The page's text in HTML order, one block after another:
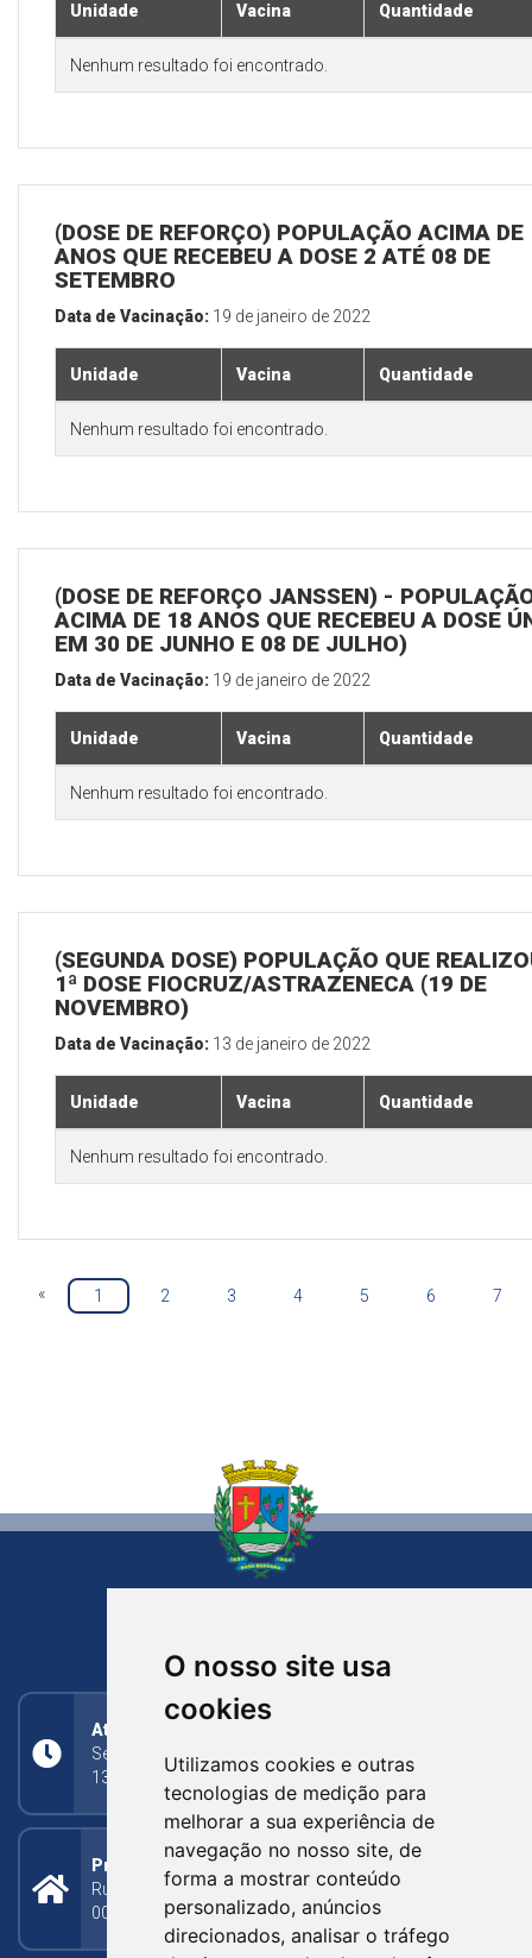
O nosso site usa
cookies
Utilizamos cookies e outras
tecnologias de medição para
melhorar a sua experiência de
navegação no nosso site, de
forma a mostrar conteúdo
personalizado, anúncios
direcionados, analisar o tráfego
Unidade Vacina Quantidade
Nenhum resultado foi encontrado.
(DOSE DE REFORÇO) POPULAÇÃO ACIMA DE
ANOS QUE RECEBEU A DOSE 2 ATÉ 08 DE
SETEMBRO
Data de Vacinação: 19 de janeiro de 2022
Unidade Vacina Quantidade
Nenhum resultado foi encontrado.
(DOSE DE REFORÇO JANSSEN) -
ACIMA DE 18 ANOS QUE RECEBEU A DOSE
EM 30 DE JUNHO E 08 DE JULHO)
Data de Vacinação: 19 de janeiro de 2022
Unidade Vacina Quantidade
Nenhum resultado foi encontrado.
(SEGUNDA DOSE) POPULAÇÃO QUE
1ª DOSE FIOCRUZ/ASTRAZENECA (19 DE
NOVEMBRO)
Data de Vacinação: 13 de janeiro de 2022
Unidade Vacina Quantidade
Nenhum resultado foi encontrado.
« 1 2 3 4 5 6 7
Atendimento
Segunda a Sexta: 8h às 11h30min (manhã);
13h30min às 17h (tarde)
Prefeitura Municipal
Rua Silva Jardim, 505 - Bairro Centro - CEP: 95340-
000